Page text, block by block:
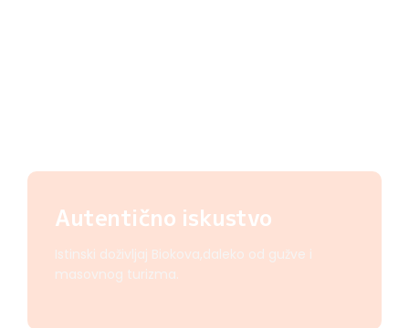
Autentično iskustvo
Istinski doživljaj Biokova,daleko od gužve i
masovnog turizma.